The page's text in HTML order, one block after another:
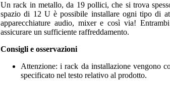
Un rack in metallo, da 19 pollici, che si trova
spazio di 12 U è possibile installare ogni tipo di
apparecchiature audio, mixer e così via!
assicurare un sufficiente raffreddamento.
Consigli e osservazioni
Attenzione: i rack da installazione vengono
specificato nel testo relativo al prodotto.